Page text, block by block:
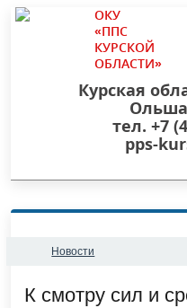
ОКУ
«ППС
КУРСКОЙ
ОБЛАСТИ»
Курская
тел. +7
pps-
Новости
​К смотру сил и